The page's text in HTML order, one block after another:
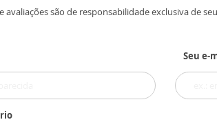
avaliações são de responsabilidade exclusiva de
Seu e-